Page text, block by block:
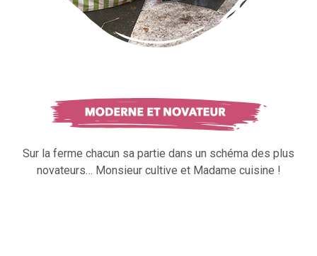
Sur la ferme chacun sa partie dans un schéma des plus
novateurs… Monsieur cultive et Madame cuisine !